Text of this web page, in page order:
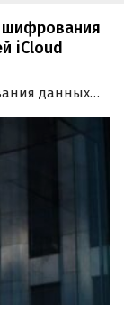
шифрования
iCloud
данных
Advanced
первую